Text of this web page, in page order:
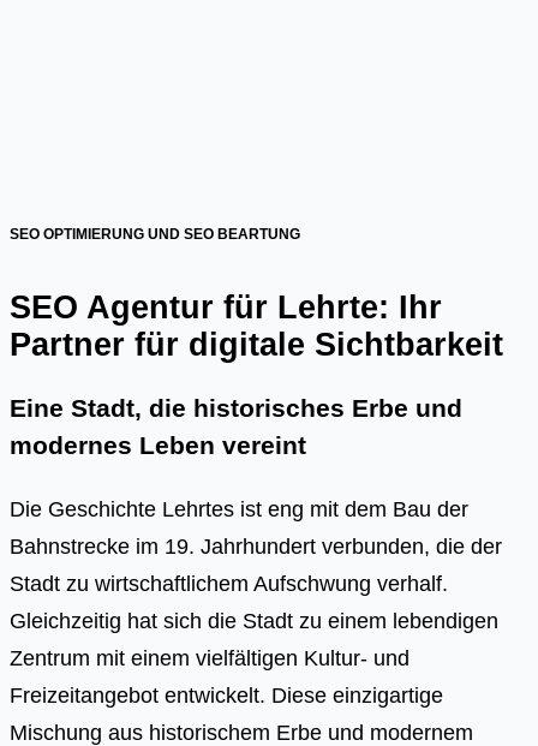
SEO OPTIMIERUNG UND SEO BEARTUNG
SEO Agentur für Lehrte: Ihr
Partner für digitale Sichtbarkeit
Eine Stadt, die historisches Erbe und
modernes Leben vereint
Die Geschichte Lehrtes ist eng mit dem Bau der
Bahnstrecke im 19. Jahrhundert verbunden, die der
Stadt zu wirtschaftlichem Aufschwung verhalf.
Gleichzeitig hat sich die Stadt zu einem lebendigen
Zentrum mit einem vielfältigen Kultur- und
Freizeitangebot entwickelt. Diese einzigartige
Mischung aus historischem Erbe und modernem